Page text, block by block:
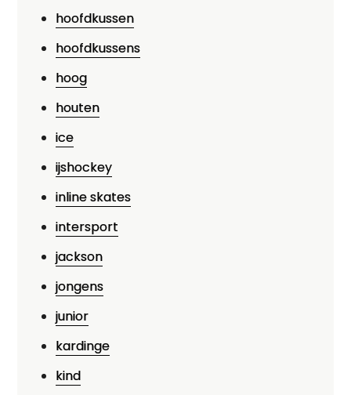
hoofdkussen
hoofdkussens
hoog
houten
ice
ijshockey
inline skates
intersport
jackson
jongens
junior
kardinge
kind